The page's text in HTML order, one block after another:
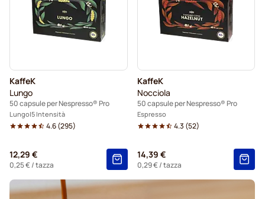
Capsule per Nespresso® Pro
Gimoka capsule per Nespresso® Pro
Kaffekapslen per Nespresso® Professional
KaffeK
Lungo
50 capsule per Nespresso® Pro
Lungo 5 Intensità
4.6(295)
12,29 €
0,25 €/ tazza
KaffeK
Nocciola
50 capsule per Nespresso® Pro
Espresso
4.3 (52)
14,39 €
0,29 €/ tazza